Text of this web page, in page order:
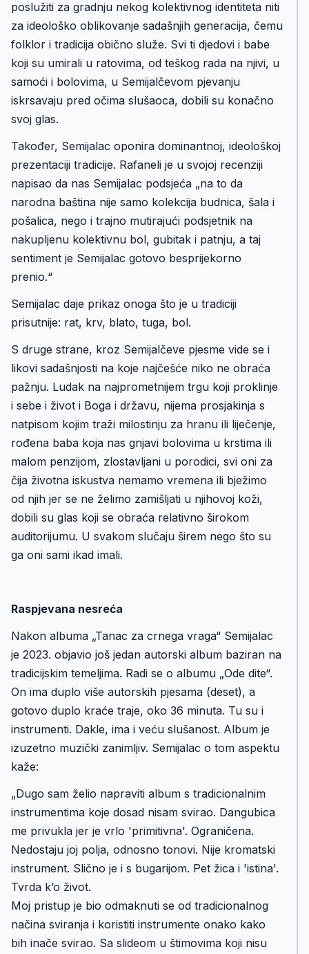
poslužiti za gradnju nekog kolektivnog identiteta niti
za ideološko oblikovanje sadašnjih generacija, čemu
folklor i tradicija obično služe. Svi ti djedovi i babe
koji su umirali u ratovima, od teškog rada na njivi, u
samoći i bolovima, u Semijalčevom pjevanju
iskrsavaju pred očima slušaoca, dobili su konačno
svoj glas.
Također, Semijalac oponira dominantnoj, ideološkoj
prezentaciji tradicije. Rafaneli je u svojoj recenziji
napisao da nas Semijalac podsjeća „na to da
narodna baština nije samo kolekcija budnica, šala i
pošalica, nego i trajno mutirajući podsjetnik na
nakupljenu kolektivnu bol, gubitak i patnju, a taj
sentiment je Semijalac gotovo besprijekorno
prenio.“
Semijalac daje prikaz onoga što je u tradiciji
prisutnije: rat, krv, blato, tuga, bol.
S druge strane, kroz Semijalčeve pjesme vide se i
likovi sadašnjosti na koje najčešće niko ne obraća
pažnju. Ludak na najprometnijem trgu koji proklinje
i sebe i život i Boga i državu, nijema prosjakinja s
natpisom kojim traži milostinju za hranu ili liječenje,
rođena baba koja nas gnjavi bolovima u krstima ili
malom penzijom, zlostavljani u porodici, svi oni za
čija životna iskustva nemamo vremena ili bježimo
od njih jer se ne želimo zamišljati u njihovoj koži,
dobili su glas koji se obraća relativno širokom
auditorijumu. U svakom slučaju širem nego što su
ga oni sami ikad imali.
Raspjevana nesreća
Nakon albuma „Tanac za crnega vraga“ Semijalac
je 2023. objavio još jedan autorski album baziran na
tradicijskim temeljima. Radi se o albumu „Ode dite“.
On ima duplo više autorskih pjesama (deset), a
gotovo duplo kraće traje, oko 36 minuta. Tu su i
instrumenti. Dakle, ima i veću slušanost. Album je
izuzetno muzički zanimljiv. Semijalac o tom aspektu
kaže:
„Dugo sam želio napraviti album s tradicionalnim
instrumentima koje dosad nisam svirao. Dangubica
me privukla jer je vrlo 'primitivna'. Ograničena.
Nedostaju joj polja, odnosno tonovi. Nije kromatski
instrument. Slično je i s bugarijom. Pet žica i 'istina'.
Tvrda k’o život.
Moj pristup je bio odmaknuti se od tradicionalnog
načina sviranja i koristiti instrumente onako kako
bih inače svirao. Sa slideom u štimovima koji nisu